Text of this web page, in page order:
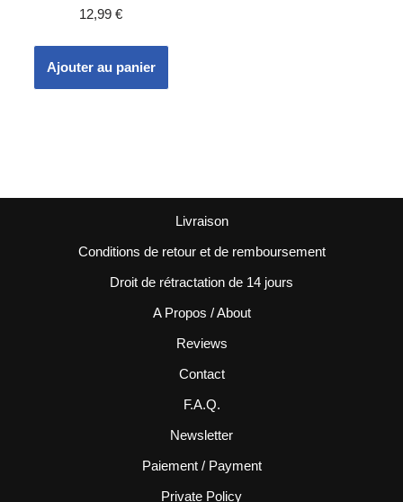
12,99 €
Ajouter au panier
Livraison
Conditions de retour et de remboursement
Droit de rétractation de 14 jours
A Propos / About
Reviews
Contact
F.A.Q.
Newsletter
Paiement / Payment
Private Policy